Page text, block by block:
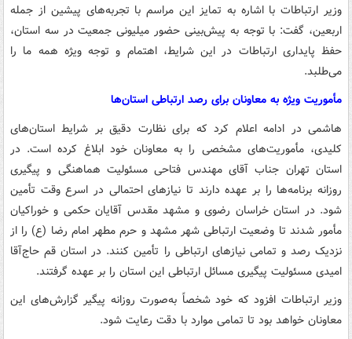
وزیر ارتباطات با اشاره به تمایز این مراسم با تجربه‌های پیشین از جمله
اربعین، گفت: با توجه به پیش‌بینی حضور میلیونی جمعیت در سه استان،
حفظ پایداری ارتباطات در این شرایط، اهتمام و توجه ویژه همه ما را
می‌طلبد.
مأموریت ویژه به معاونان برای رصد ارتباطی استان‌ها
هاشمی در ادامه اعلام کرد که برای نظارت دقیق بر شرایط استان‌های
کلیدی، مأموریت‌های مشخصی را به معاونان خود ابلاغ کرده است. در
استان تهران جناب آقای مهندس فتاحی مسئولیت هماهنگی و پیگیری
روزانه برنامه‌ها را بر عهده دارند تا نیازهای احتمالی در اسرع وقت تأمین
شود. در استان خراسان رضوی و مشهد مقدس آقایان حکمی و خوراکیان
مأمور شدند تا وضعیت ارتباطی شهر مشهد و حرم مطهر امام رضا (ع) را از
نزدیک رصد و تمامی نیازهای ارتباطی را تأمین کنند. در استان قم حاج‌آقا
امیدی مسئولیت پیگیری مسائل ارتباطی این استان را بر عهده گرفتند.
وزیر ارتباطات افزود که خود شخصاً به‌صورت روزانه پیگیر گزارش‌های این
معاونان خواهد بود تا تمامی موارد با دقت رعایت شود.